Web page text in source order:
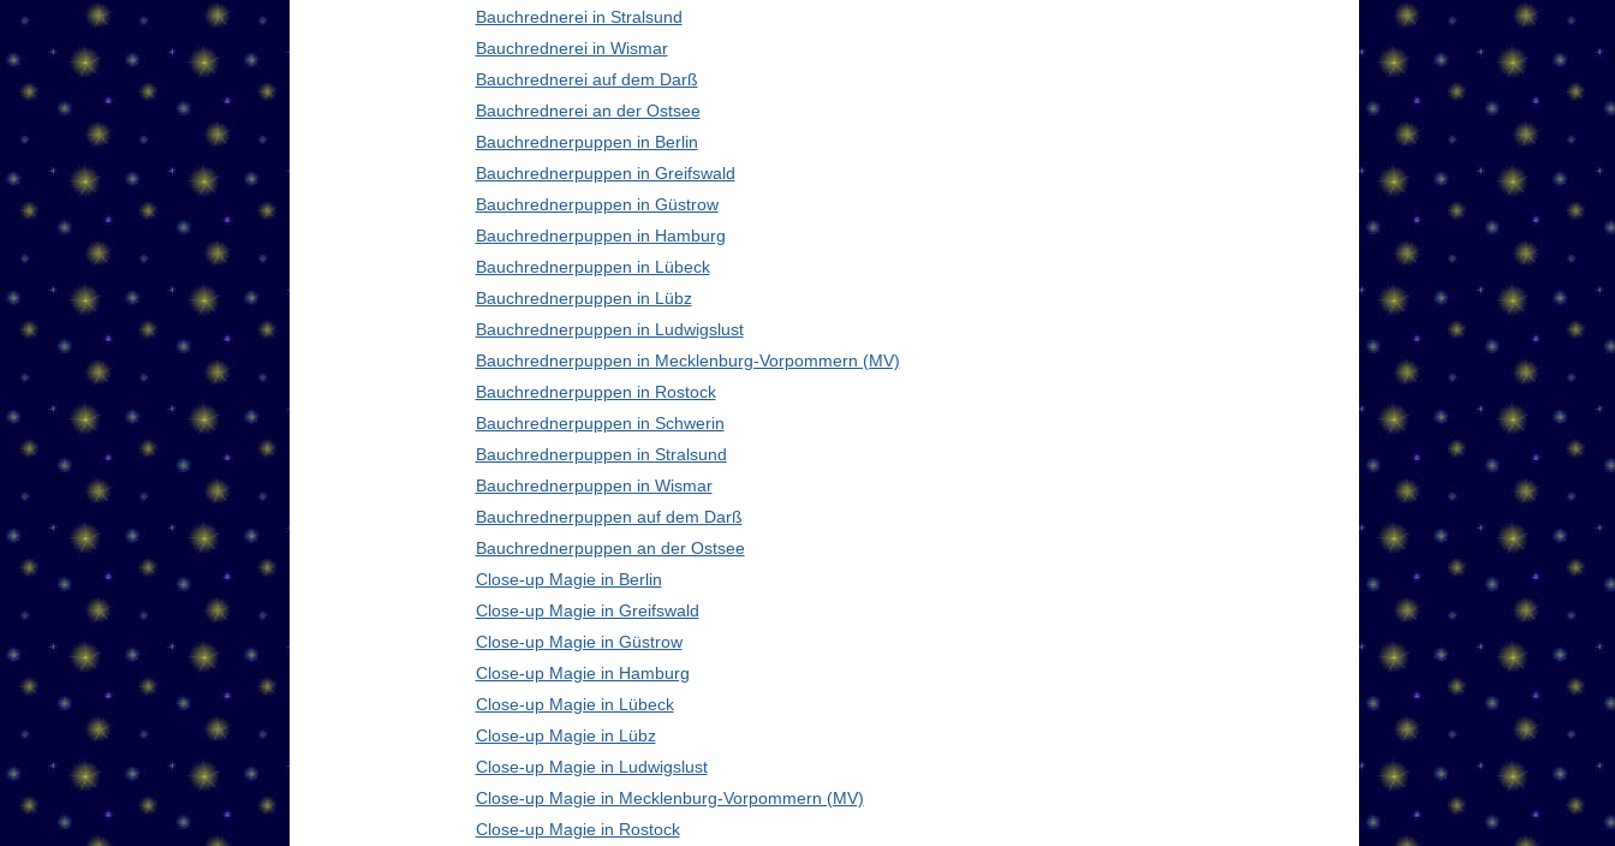
Bauchrednerei in Stralsund
Bauchrednerei in Wismar
Bauchrednerei auf dem Darß
Bauchrednerei an der Ostsee
Bauchrednerpuppen in Berlin
Bauchrednerpuppen in Greifswald
Bauchrednerpuppen in Güstrow
Bauchrednerpuppen in Hamburg
Bauchrednerpuppen in Lübeck
Bauchrednerpuppen in Lübz
Bauchrednerpuppen in Ludwigslust
Bauchrednerpuppen in Mecklenburg-Vorpommern (MV)
Bauchrednerpuppen in Rostock
Bauchrednerpuppen in Schwerin
Bauchrednerpuppen in Stralsund
Bauchrednerpuppen in Wismar
Bauchrednerpuppen auf dem Darß
Bauchrednerpuppen an der Ostsee
Close-up Magie in Berlin
Close-up Magie in Greifswald
Close-up Magie in Güstrow
Close-up Magie in Hamburg
Close-up Magie in Lübeck
Close-up Magie in Lübz
Close-up Magie in Ludwigslust
Close-up Magie in Mecklenburg-Vorpommern (MV)
Close-up Magie in Rostock